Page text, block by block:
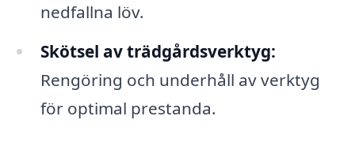
nedfallna löv.
Skötsel av trädgårdsverktyg:
Rengöring och underhåll av verktyg
för optimal prestanda.